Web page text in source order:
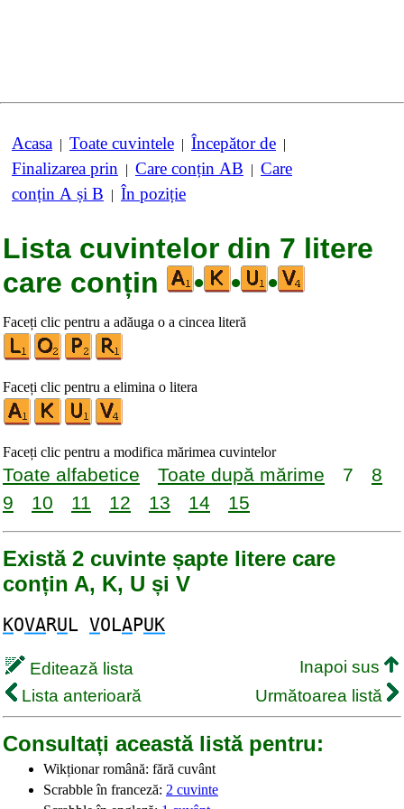
Acasa | Toate cuvintele | Începător de |
Finalizarea prin | Care conțin AB | Care
conțin A și B | În poziție
Lista cuvintelor din 7 litere
care conțin
• • •
Faceți clic pentru a adăuga o a cincea literă
Faceți clic pentru a elimina o litera
Faceți clic pentru a modifica mărimea cuvintelor
Toate alfabetice Toate după mărime 7
8
9
10 11 12 13 14 15
Există 2 cuvinte șapte litere care
conțin A, K, U și V
KOVARUL VOLAPUK
Editează lista
Inapoi sus
Lista anterioară
Următoarea listă
Consultați această listă pentru:
Wikționar română: fără cuvânt
Scrabble în franceză: 2 cuvinte